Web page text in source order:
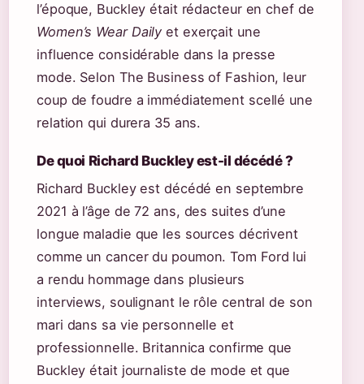
l’époque, Buckley était rédacteur en chef de
Women’s Wear Daily et exerçait une
influence considérable dans la presse
mode. Selon The Business of Fashion, leur
coup de foudre a immédiatement scellé une
relation qui durera 35 ans.
De quoi Richard Buckley est-il décédé ?
Richard Buckley est décédé en septembre
2021 à l’âge de 72 ans, des suites d’une
longue maladie que les sources décrivent
comme un cancer du poumon. Tom Ford lui
a rendu hommage dans plusieurs
interviews, soulignant le rôle central de son
mari dans sa vie personnelle et
professionnelle. Britannica confirme que
Buckley était journaliste de mode et que